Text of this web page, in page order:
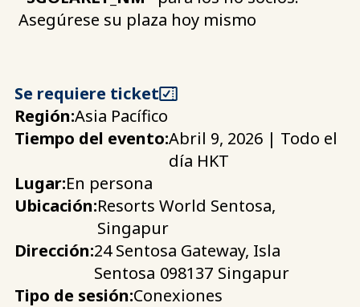
Asegúrese su plaza hoy mismo
Se requiere ticket
Región:Asia Pacífico
Tiempo del evento:Abril 9, 2026 | Todo el
día HKT
Lugar:En persona
Ubicación:Resorts World Sentosa,
Singapur
Dirección:24 Sentosa Gateway, Isla
Sentosa 098137 Singapur
Tipo de sesión:Conexiones